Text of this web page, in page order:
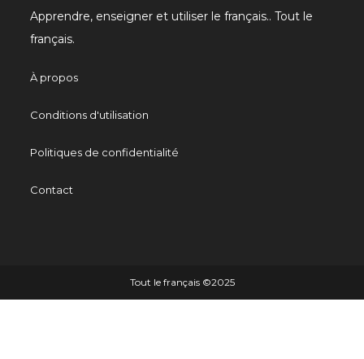
Apprendre, enseigner et utiliser le français.. Tout le
français.
À propos
Conditions d'utilisation
Politiques de confidentialité
Contact
Tout le français ©️2025